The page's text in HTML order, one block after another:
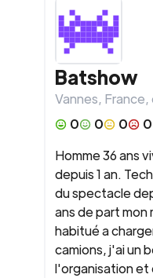
Batshow
Vannes, France,
0
0 0
0
Homme 36 ans
depuis 1 an.
du spectacle
ans de part mon
habitué a
camions, j'ai un
l'organisation et